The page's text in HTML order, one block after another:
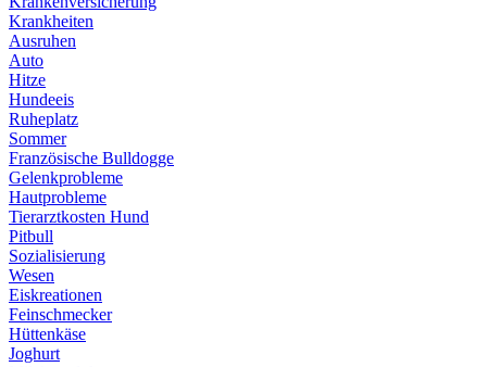
Krankheiten
Ausruhen
Auto
Hitze
Hundeeis
Ruheplatz
Sommer
Französische Bulldogge
Gelenkprobleme
Hautprobleme
Tierarztkosten Hund
Pitbull
Sozialisierung
Wesen
Eiskreationen
Feinschmecker
Hüttenkäse
Joghurt